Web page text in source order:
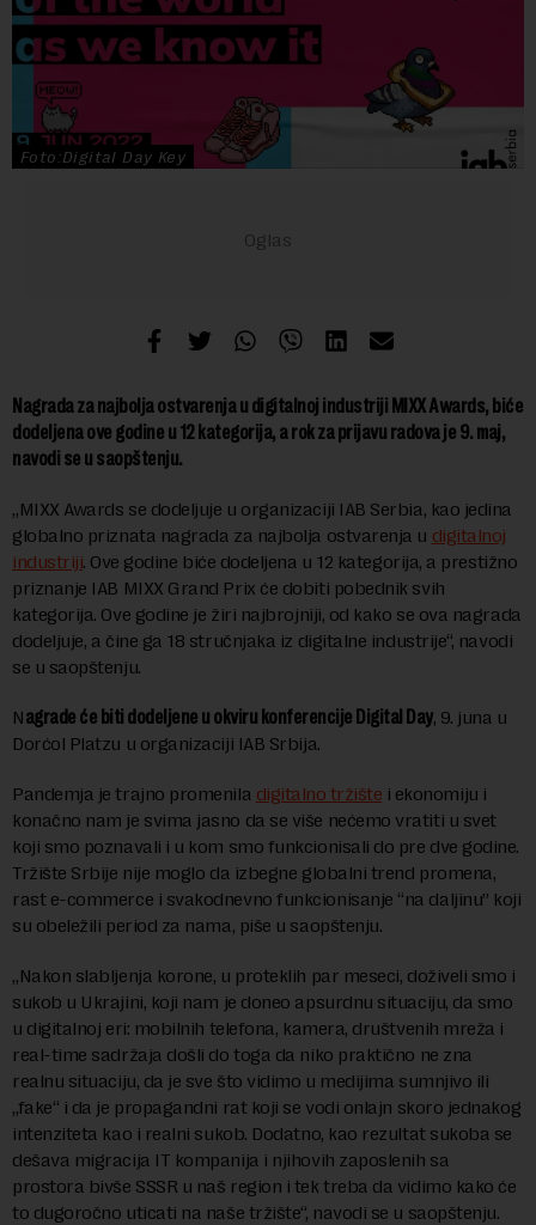
Foto:Digital Day Key
Nagrada za najbolja ostvarenja u digitalnoj industriji MIXX Awards, biće
dodeljena ove godine u 12 kategorija, a rok za prijavu radova je 9. maj,
navodi se u saopštenju.
„MIXX Awards se dodeljuje u organizaciji IAB Serbia, kao jedina
globalno priznata nagrada za najbolja ostvarenja u digitalnoj
industriji. Ove godine biće dodeljena u 12 kategorija, a prestižno
priznanje IAB MIXX Grand Prix će dobiti pobednik svih
kategorija. Ove godine je žiri najbrojniji, od kako se ova nagrada
dodeljuje, a čine ga 18 stručnjaka iz digitalne industrije“, navodi
se u saopštenju.
Nagrade će biti dodeljene u okviru konferencije Digital Day, 9. juna u
Dorćol Platzu u organizaciji IAB Srbija.
Pandemja je trajno promenila digitalno tržište i ekonomiju i
konačno nam je svima jasno da se više nećemo vratiti u svet
koji smo poznavali i u kom smo funkcionisali do pre dve godine.
Tržište Srbije nije moglo da izbegne globalni trend promena,
rast e-commerce i svakodnevno funkcionisanje “na daljinu” koji
su obeležili period za nama, piše u saopštenju.
„Nakon slabljenja korone, u proteklih par meseci, doživeli smo i
sukob u Ukrajini, koji nam je doneo apsurdnu situaciju, da smo
u digitalnoj eri: mobilnih telefona, kamera, društvenih mreža i
real-time sadržaja došli do toga da niko praktično ne zna
realnu situaciju, da je sve što vidimo u medijima sumnjivo ili
„fake“ i da je propagandni rat koji se vodi onlajn skoro jednakog
intenziteta kao i realni sukob. Dodatno, kao rezultat sukoba se
dešava migracija IT kompanija i njihovih zaposlenih sa
prostora bivše SSSR u naš region i tek treba da vidimo kako će
to dugoročno uticati na naše tržište“, navodi se u saopštenju.